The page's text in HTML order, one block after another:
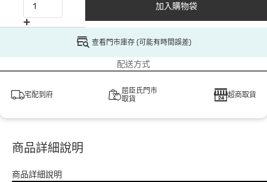
加入購物袋
查看門市庫存 (可能有時間誤差)
配送方式
宅配到府
屈臣氏門市
取貨
超商取貨
商品詳細說明
商品詳細說明